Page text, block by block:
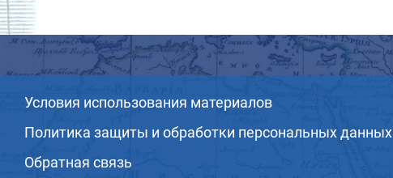
Условия использования материалов
Политика защиты и обработки персональных данных
Обратная связь